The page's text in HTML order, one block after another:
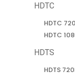
HDTC
HDTC
HDTC
HDTS
HDTS